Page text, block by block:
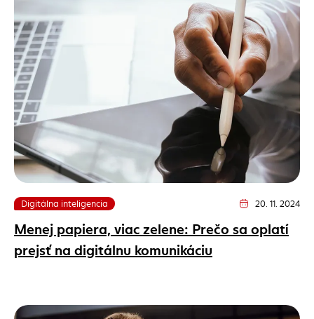
Digitálna inteligencia Dátum vydania
20. 11. 2024
Menej papiera, viac zelene: Prečo sa oplatí
prejsť na digitálnu komunikáciu